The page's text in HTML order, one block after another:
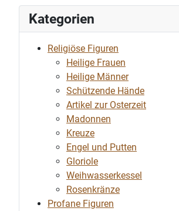
Kategorien
Religiöse Figuren
Heilige Frauen
Heilige Männer
Schützende Hände
Artikel zur Osterzeit
Madonnen
Kreuze
Engel und Putten
Gloriole
Weihwasserkessel
Rosenkränze
Profane Figuren